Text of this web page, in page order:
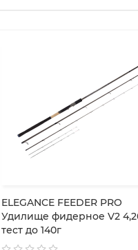
ELEGANCE FEEDER PRO
Удилище фидерное V2
тест до 140г